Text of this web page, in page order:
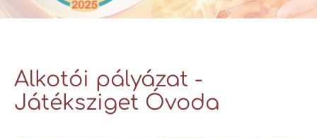
Alkotói pályázat -
Játéksziget Óvoda